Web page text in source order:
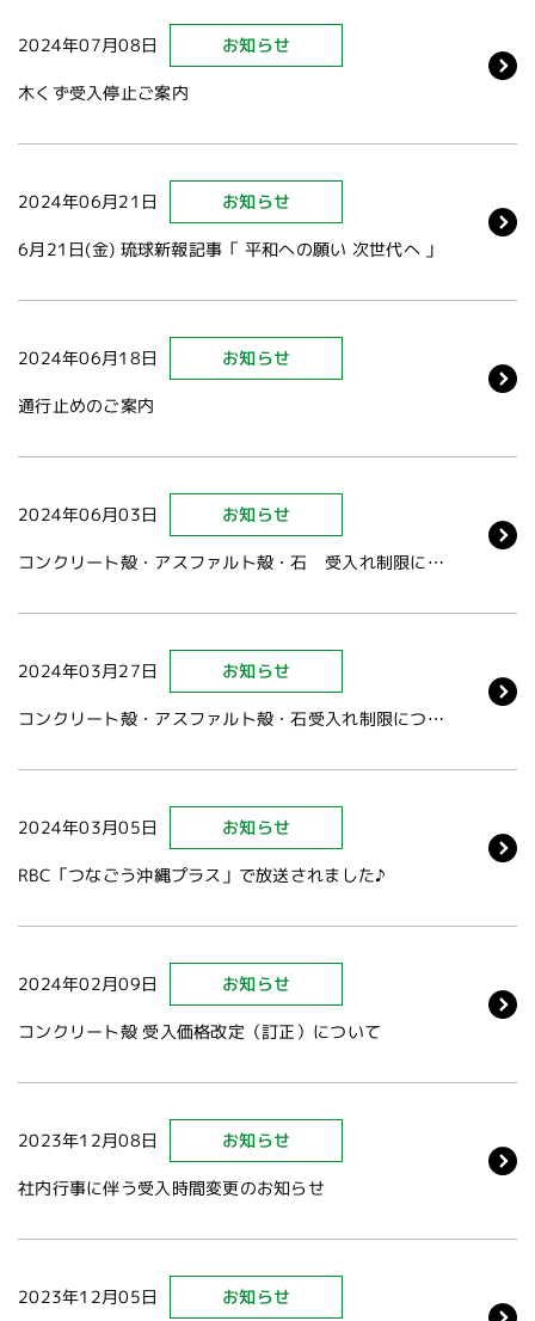
2024年07月08日 お知らせ
木くず受入停止ご案内
2024年06月21日 お知らせ
6月21日(金) 琉球新報記事「 平和への願い 次世代へ 」
2024年06月18日 お知らせ
通行止めのご案内
2024年06月03日 お知らせ
コンクリート殻・アスファルト殻・石 受入れ制限について
2024年03月27日 お知らせ
コンクリート殻・アスファルト殻・石受入れ制限について
2024年03月05日 お知らせ
RBC「つなごう沖縄プラス」で放送されました♪
2024年02月09日 お知らせ
コンクリート殻 受入価格改定（訂正）について
2023年12月08日 お知らせ
社内行事に伴う受入時間変更のお知らせ
2023年12月05日 お知らせ